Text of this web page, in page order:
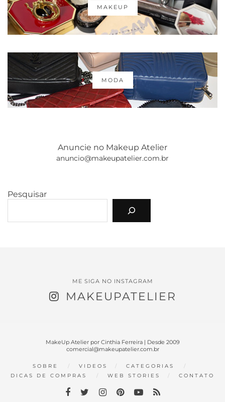
MAKEUP
MODA
Anuncie no Makeup Atelier
anuncio@makeupatelier.com.br
Pesquisar
ME SIGA NO INSTAGRAM
MAKEUPATELIER
MakeUp Atelier por Cinthia Ferreira | Desde 2009
comercial@makeupatelier.com.br
SOBRE VIDEOS
CATEGORIAS
DICAS DE COMPRAS
WEB STORIES CONTATO